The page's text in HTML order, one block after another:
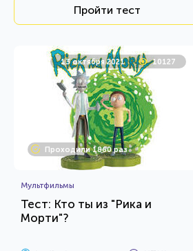
Пройти тест
13 октября 2021 10127
Проходили 1860 раз
Мультфильмы
Тест: Кто ты из "Рика и
Морти"?